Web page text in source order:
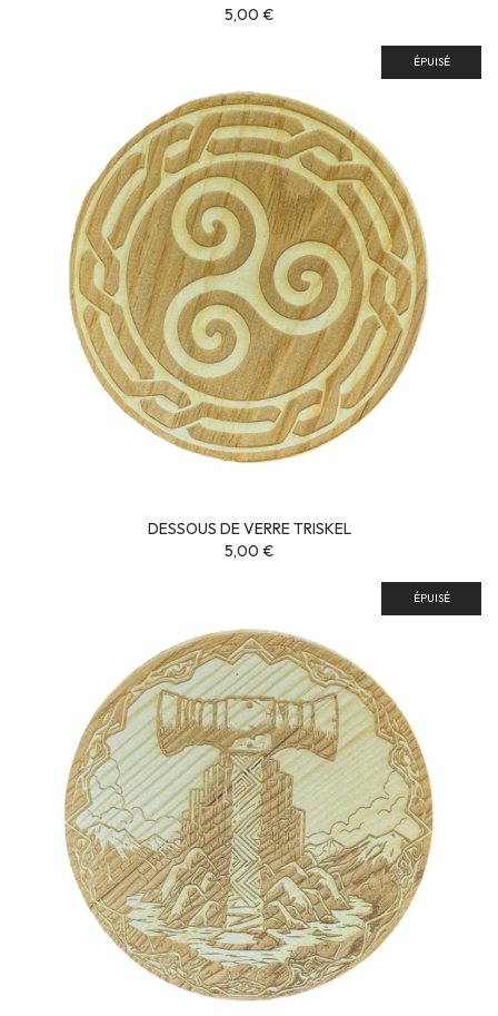
5,00 €
ÉPUISÉ
DESSOUS DE VERRE TRISKEL
5,00 €
ÉPUISÉ